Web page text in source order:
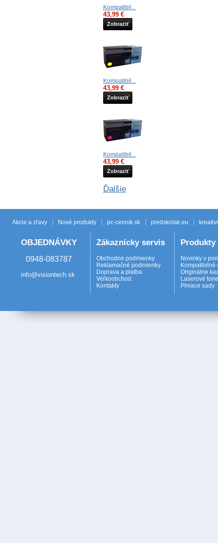
Kompatibil...
43,99 €
Zobraziť
Kompatibil...
43,99 €
Zobraziť
Kompatibil...
43,99 €
Zobraziť
Ďalšie
Akcie a zľavy Nové produkty pc-cennik.sk predskolak.eu
OBJEDNÁVKY
0948-083787
info@visiontech.sk
Zákaznícky servis
Obchodné podmienky
Reklamačné podmienky
Doprava a platba
Veľkoobchod
Kontakty
Produkty
Novinky v
Kompatibilné
Originálne
Laserové
Plniace sady